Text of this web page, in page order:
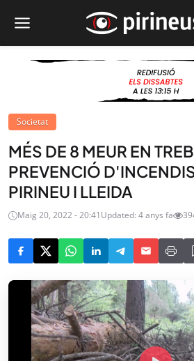
Societat
MÉS DE 8 MEUR EN
PREVENCIÓ
PIRINEU I LLEIDA
Maig 20, 2022 - 20:41Updated: 4 anys fa